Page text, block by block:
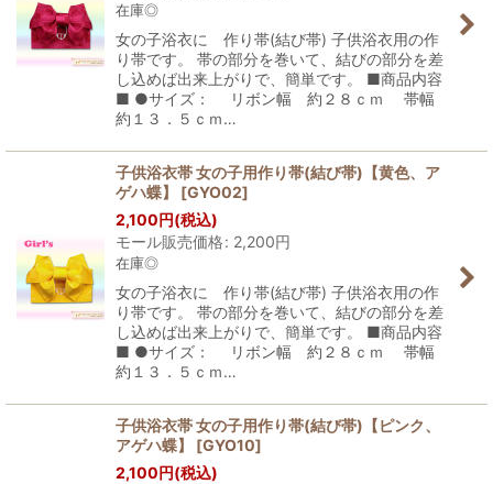
在庫◎
女の子浴衣に 作り帯(結び帯) 子供浴衣用の作
り帯です。 帯の部分を巻いて、結びの部分を差
し込めば出来上がりで、簡単です。 ■商品内容
■ ●サイズ： リボン幅 約２８ｃｍ 帯幅
約１３．５ｃｍ…
子供浴衣帯 女の子用作り帯(結び帯)【黄色、ア
ゲハ蝶】
[GYO02]
2,100円(税込)
モール販売価格: 2,200円
在庫◎
女の子浴衣に 作り帯(結び帯) 子供浴衣用の作
り帯です。 帯の部分を巻いて、結びの部分を差
し込めば出来上がりで、簡単です。 ■商品内容
■ ●サイズ： リボン幅 約２８ｃｍ 帯幅
約１３．５ｃｍ…
子供浴衣帯 女の子用作り帯(結び帯)【ピンク、
アゲハ蝶】
[GYO10]
2,100円(税込)